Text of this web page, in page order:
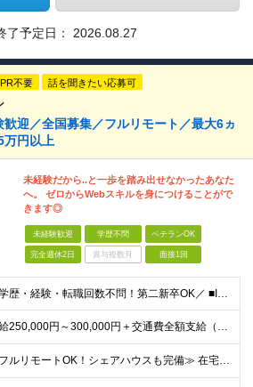
了予定日： 2026.08.27
不要 話を聞きたい応募可
迎／全国募集／フルリモート／最大6ヵ
万円以上
未経験だから..と一歩を踏み出せなかったあなた
へ。 ゼロからWebスキルを身につけることがで
きます◎
未経験歓迎 学歴不問 ベテランOK
完全週休2日 賞与複数月 面接1回
＼学歴・経験・転職回数不問！第二新卒OK／ ■IT・Web業界の仕事に興味がある方 ■将来を見据えて手に職をつけたい方 ★20〜30代が活躍中︕同年代の仲間と⼀緒に働きたいという⽅にもピッタリです ★
⽉給250,000円～300,000円＋交通費全額⽀給（正社員登⽤後︓昇給年4回） ※給与は経験・スキルなどを考慮の上、最終決定いたします ※上記額にはみなし残業代(⽉14時間分、2万4,648円分
≪フルリモートOK！シェアハウスも完備≫ 在宅勤務(通勤不要)、または希望により一都三県・大阪・名古屋・福岡を中心とした全国の各プロジェクト先での勤務となります。 ※直行直帰OK ★勤務エリアはご希望